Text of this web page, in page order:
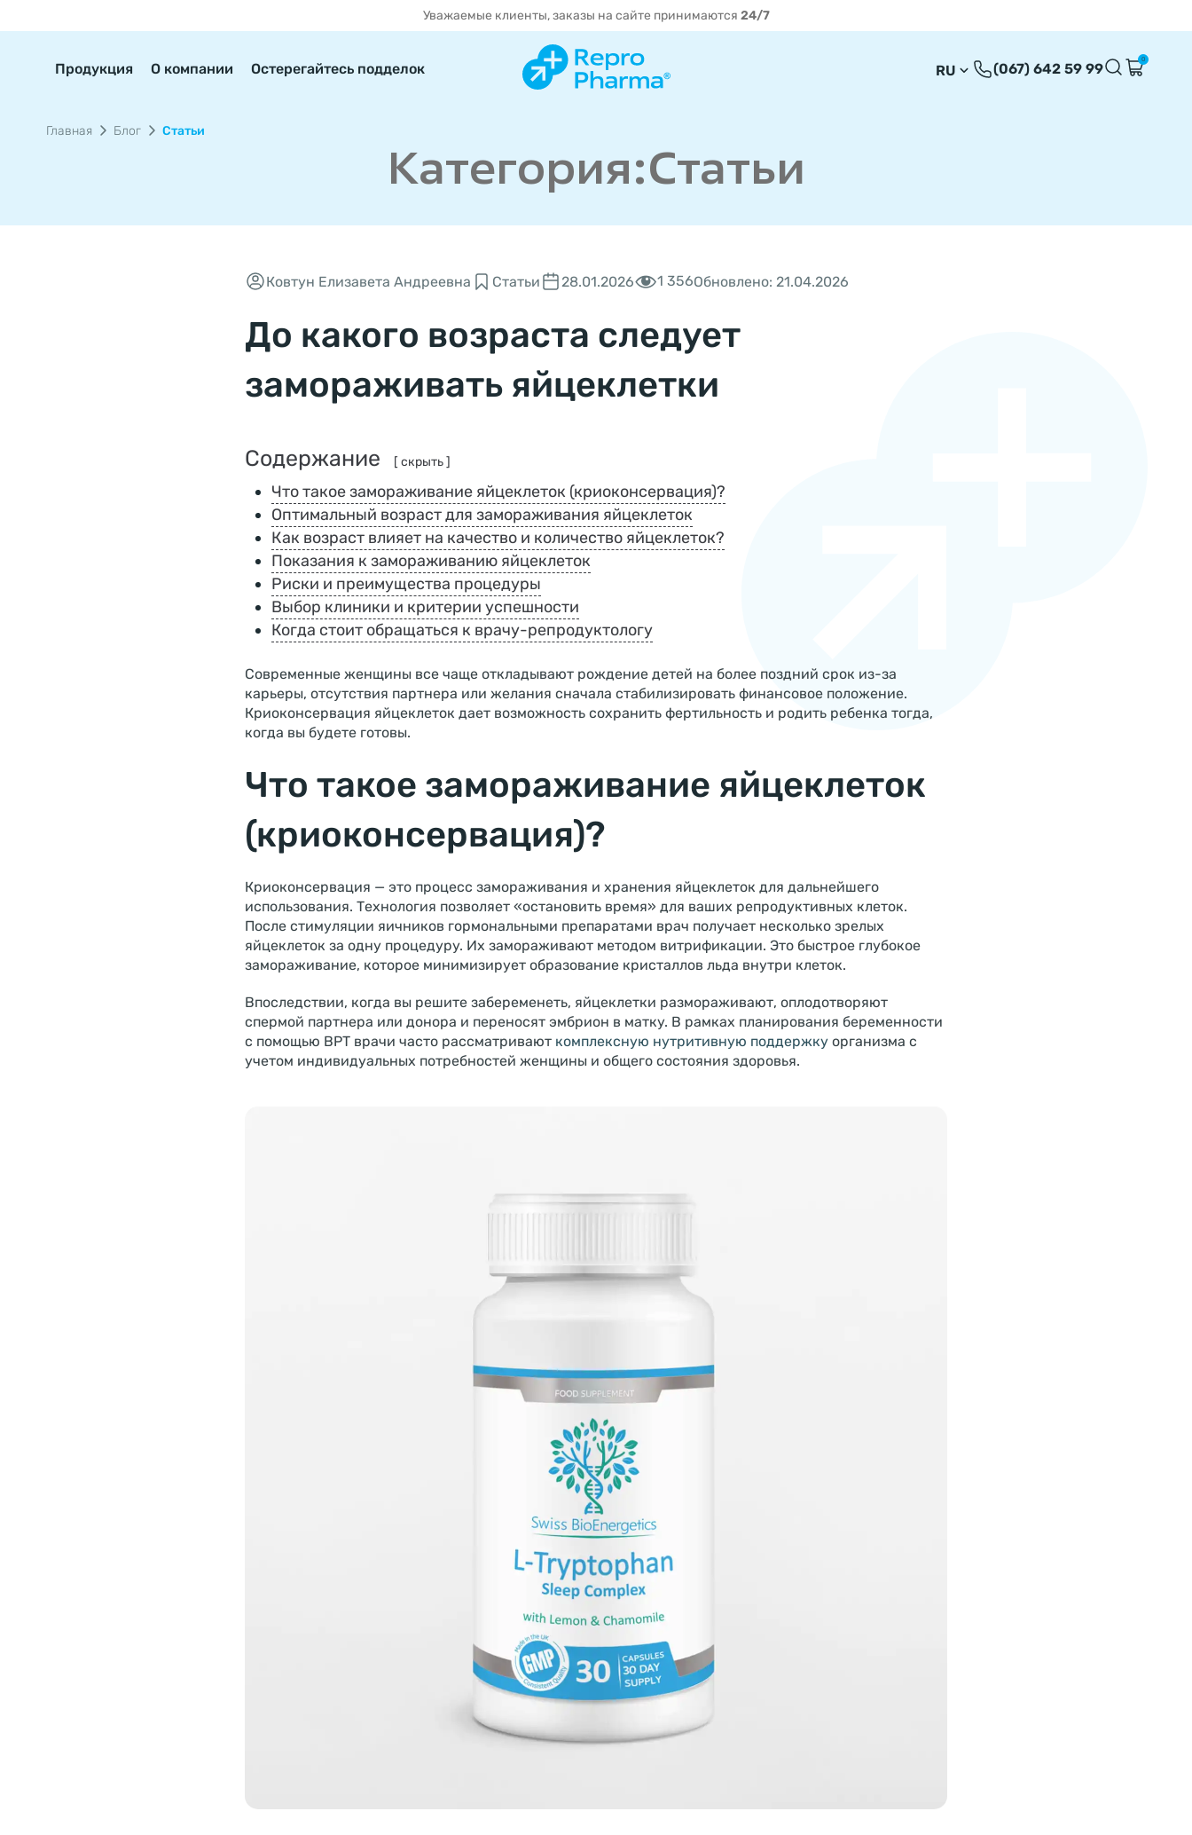
Уважаемые клиенты, заказы на сайте принимаются 24/7
Продукция О компании
Остерегайтесь подделок
RU (067) 642 59 99
0
Главная Блог Статьи
Категория:Статьи
Ковтун Елизавета Андреевна Статьи 28.01.2026 1 356Обновлено: 21.04.2026
До какого возраста следует
замораживать яйцеклетки
Содержание [ скрыть ]
Что такое замораживание яйцеклеток (криоконсервация)?
Оптимальный возраст для замораживания яйцеклеток
Как возраст влияет на качество и количество яйцеклеток?
Показания к замораживанию яйцеклеток
Риски и преимущества процедуры
Выбор клиники и критерии успешности
Когда стоит обращаться к врачу-репродуктологу
Современные женщины все чаще откладывают рождение детей на более поздний срок из-за
карьеры, отсутствия партнера или желания сначала стабилизировать финансовое положение.
Криоконсервация яйцеклеток дает возможность сохранить фертильность и родить ребенка тогда,
когда вы будете готовы.
Что такое замораживание яйцеклеток
(криоконсервация)?
Криоконсервация — это процесс замораживания и хранения яйцеклеток для дальнейшего
использования. Технология позволяет «остановить время» для ваших репродуктивных клеток.
После стимуляции яичников гормональными препаратами врач получает несколько зрелых
яйцеклеток за одну процедуру. Их замораживают методом витрификации. Это быстрое глубокое
замораживание, которое минимизирует образование кристаллов льда внутри клеток.
Впоследствии, когда вы решите забеременеть, яйцеклетки размораживают, оплодотворяют
спермой партнера или донора и переносят эмбрион в матку. В рамках планирования беременности
с помощью ВРТ врачи часто рассматривают комплексную нутритивную поддержку организма с
учетом индивидуальных потребностей женщины и общего состояния здоровья.